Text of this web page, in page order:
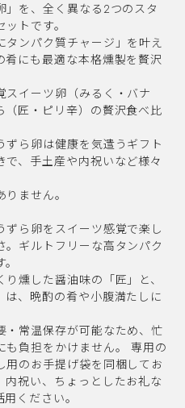
」を、全く異なる2つのスタ
トです。
タンパク質チャージ」を叶え
肴にも最適な本格燻製を贅沢
スイーツ卵（みるく・バナ
（匠・ピリ辛）の贅沢食べ比
ら卵は健康を気遣うギフト
、手土産や内祝いなど様々
ません。
ずら卵をスイーツ感覚で楽し
ギルトフリーな高タンパク
燻した醤油味の「匠」と、
、晩酌の肴や小腹満たしに
・常温保存が可能なため、忙
も負担をかけません。 専用の
用のお手提げ袋を同梱してお
祝い、ちょっとしたお礼な
ください。